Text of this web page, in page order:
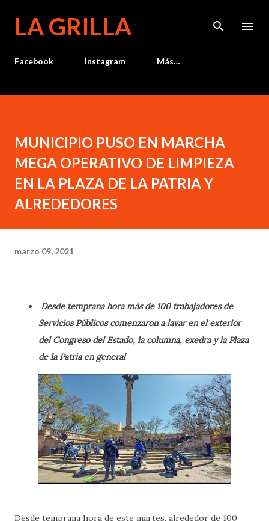
LA GRILLA
Facebook Instagram Más…
MUNICIPIO PUSO EN MARCHA
MEGA OPERATIVO DE LIMPIEZA
EN LA PLAZA DE LA PATRIA Y
ALREDEDORES
marzo 09, 2021
Desde temprana hora más de 100 trabajadores de
Servicios Públicos comenzaron a lavar en el exterior
del Congreso del Estado, la columna, exedra y la Plaza
de la Patria en general
Desde temprana hora de este martes, alrededor de 100